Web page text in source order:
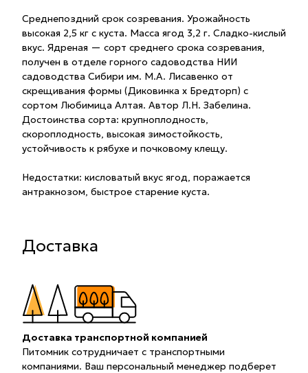
Среднепоздний срок созревания. Урожайность
высокая 2,5 кг с куста. Масса ягод 3,2 г. Сладко-кислый
вкус. Ядреная — сорт среднего срока созревания,
получен в отделе горного садоводства НИИ
садоводства Сибири им. М.А. Лисавенко от
скрещивания формы (Диковинка х Бредторп) с
сортом Любимица Алтая. Автор Л.Н. Забелина.
Достоинства сорта: крупноплодность,
скороплодность, высокая зимостойкость,
устойчивость к рябухе и почковому клещу.
Недостатки: кисловатый вкус ягод, поражается
антракнозом, быстрое старение куста.
Доставка
Доставка транспортной компанией
Питомник сотрудничает с транспортными
компаниями. Ваш персональный менеджер подберет